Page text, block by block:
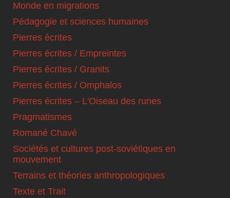
Monde en migrations
Pédagogie et sciences humaines
Pierres écrites
Pierres écrites / Empreintes
Pierres écrites / Granits
Pierres écrites / Omphalos
Pierres écrites – L'Oiseau des runes
Pragmatismes
Romané Chavé
Sociétés et cultures post-soviétiques en
mouvement
Terrains et théories anthropologiques
Texte et Trait